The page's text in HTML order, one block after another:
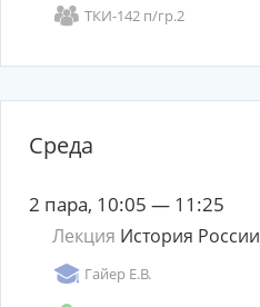
ТКИ-142 п/гр.2
Среда
2 пара, 10:05 — 11:25
Лекция История России
Гайер Е.В.